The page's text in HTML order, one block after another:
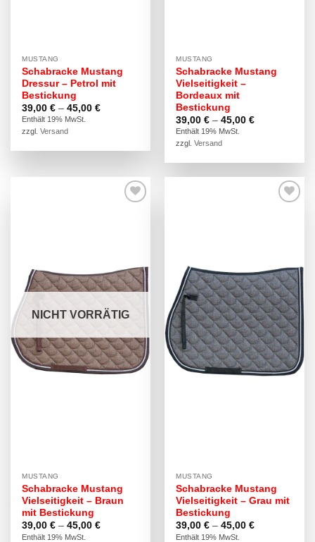
MUSTANG
Schabracke Mustang
Dressur – Petrol mit
Bestickung
39,00€ –45,00€Preisspanne:
Enthält 19% MwSt.
zzgl.Versand
MUSTANG
Schabracke Mustang
Vielseitigkeit –
Bordeaux mit
Bestickung
39,00€ –45,00€Preisspanne:
Enthält 19% MwSt.
zzgl.Versand
NICHT VORRÄTIG
MUSTANG
Schabracke Mustang
Vielseitigkeit – Braun
mit Bestickung
39,00€ –45,00€Preisspanne:
Enthält 19% MwSt.
MUSTANG
Schabracke Mustang
Vielseitigkeit – Grau mit
Bestickung
39,00€ –45,00€Preisspanne:
Enthält 19% MwSt.